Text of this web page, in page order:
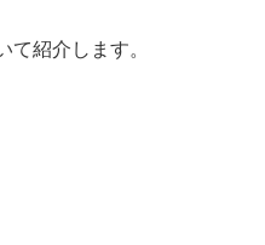
て紹介します。